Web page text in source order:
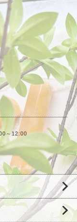
～12:00